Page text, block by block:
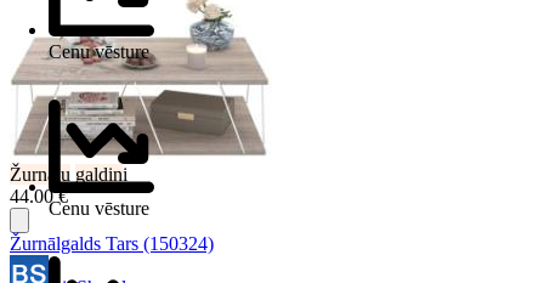
Cenu vēsture
Žurnālu galdiņi
44.00 €
Cenu vēsture
Žurnālgalds Tars (150324)